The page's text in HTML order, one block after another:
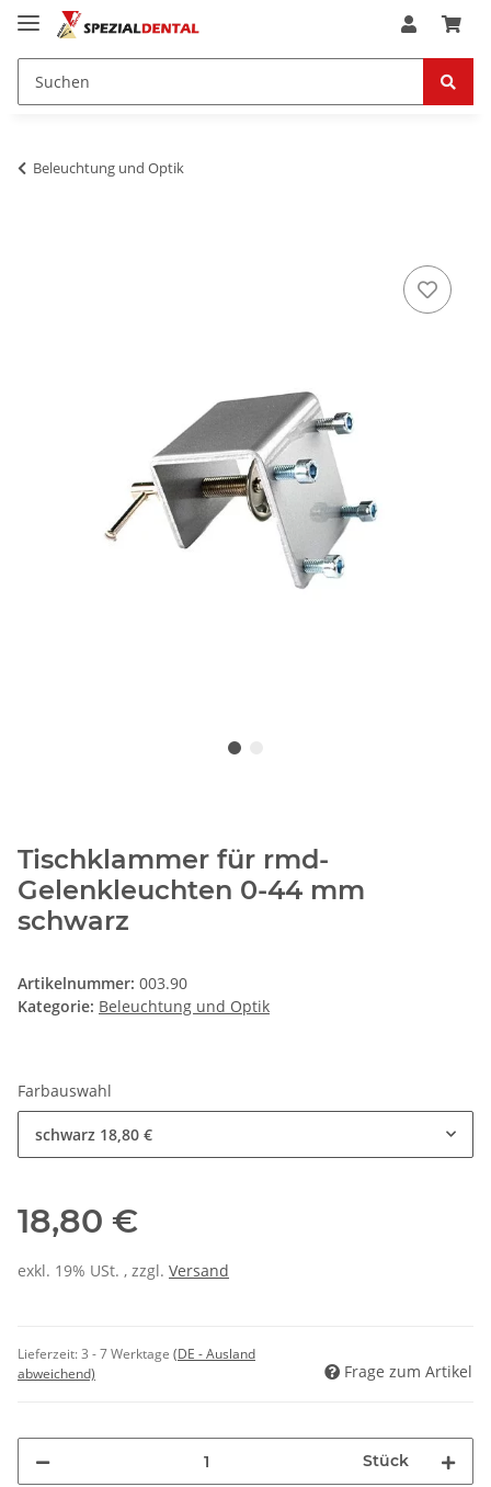
Beleuchtung und Optik
Tischklammer für rmd-
Gelenkleuchten 0-44 mm
schwarz
Artikelnummer: 003.90
Kategorie: Beleuchtung und Optik
Farbauswahl
schwarz 18,80 €
18,80 €
exkl. 19% USt. , zzgl. Versand
Lieferzeit:3 - 7 Werktage (DE - Ausland
abweichend)
Frage zum Artikel
Stück